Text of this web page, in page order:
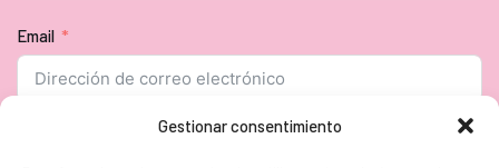
Gestionar consentimiento
Email